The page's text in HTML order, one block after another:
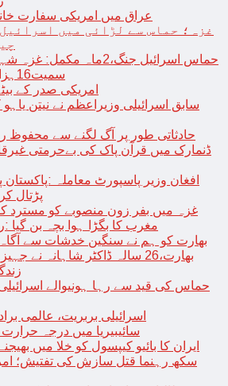
عراق میں امریکی سفارت
غزہ؛ حماس سے لڑائی میں
سمیت16ہزارفلسطینی شہید
امریکی صدر کے
سابق اسرائیلی وزیراعظم نے نیتن
حادثاتی طور پر آگ لگنے سے محفوظ
ڈنمارک میں قرآن پاک کی بےحرمتی
افغان وزیر پاسپورٹ معاملہ
پڑتال
غزہ میں بفر زون منصوبے کو مسترد
مغرب کا بگڑا ہوا بچہ بن
بھارت کو ہم نے سنگین خدشات سے آگاہ
بھارت،26 سالہ ڈاکٹر شاہانہ نے
حماس کی قید سے رہا ہونیوالے
اسرائیلی بربریت، عالمی
سائیبیریا میں درجہ حرارت منفی
ایران کا بائیو کیپسول کو خلا میں
سکھ رہنما قتل سازش کی تفتیش؛